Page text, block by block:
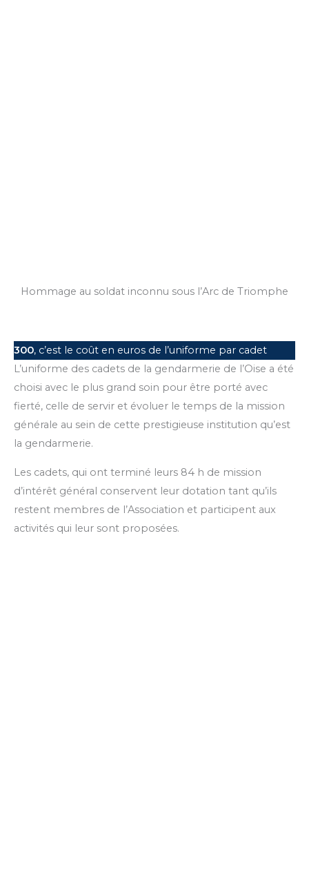
Hommage au soldat inconnu sous l’Arc de Triomphe
300, c’est le coût en euros de l’uniforme par cadet
L’uniforme des cadets de la gendarmerie de l’Oise a été
choisi avec le plus grand soin pour être porté avec
fierté, celle de servir et évoluer le temps de la mission
générale au sein de cette prestigieuse institution qu’est
la gendarmerie.
Les cadets, qui ont terminé leurs 84 h de mission
d’intérêt général conservent leur dotation tant qu’ils
restent membres de l’Association et participent aux
activités qui leur sont proposées.